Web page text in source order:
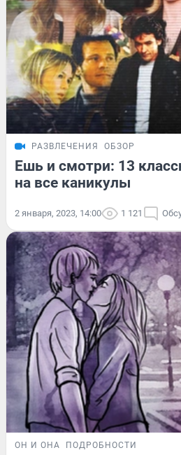
РАЗВЛЕЧЕНИЯ ОБЗОР
Ешь и смотри: 13
на все каникулы
2 января, 2023, 14:00 1 121
ОН И ОНА ПОДРОБНОСТИ